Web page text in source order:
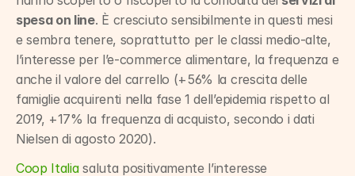
spesa on line. È cresciuto sensibilmente in questi mesi
e sembra tenere, soprattutto per le classi medio-alte,
l’interesse per l’e-commerce alimentare, la frequenza e
anche il valore del carrello (+56% la crescita delle
famiglie acquirenti nella fase 1 dell’epidemia rispetto al
2019, +17% la frequenza di acquisto, secondo i dati
Nielsen di agosto 2020).
Coop Italia saluta positivamente l’interesse